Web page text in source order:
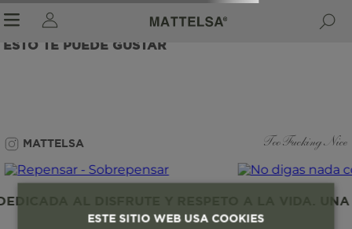
ESTO TE PUEDE GUSTAR
MATTELSA Too Fucking Nice
AL DISFRUTE Y RESPETO A LA VIDA.
ESTE SITIO WEB USA COOKIES